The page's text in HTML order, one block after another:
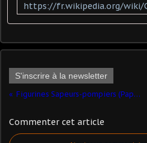
S'inscrire à la newsletter
Figurines Sapeurs-pompiers (Papo - 1/18 par Frédéric M.) ​
Commenter cet article